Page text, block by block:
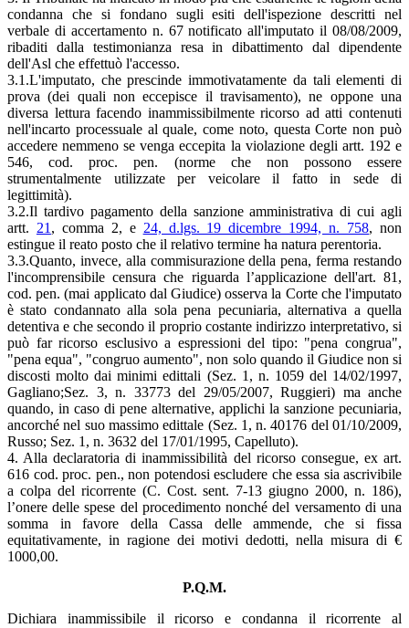
condanna che si fondano sugli esiti dell'ispezione descritti nel
verbale di accertamento n. 67 notificato all'imputato il 08/08/2009,
ribaditi dalla testimonianza resa in dibattimento dal dipendente
dell'Asl che effettuò l'accesso.
3.1.L'imputato, che prescinde immotivatamente da tali elementi di
prova (dei quali non eccepisce il travisamento), ne oppone una
diversa lettura facendo inammissibilmente ricorso ad atti contenuti
nell'incarto processuale al quale, come noto, questa Corte non può
accedere nemmeno se venga eccepita la violazione degli artt. 192 e
546, cod. proc. pen. (norme che non possono essere
strumentalmente utilizzate per veicolare il fatto in sede di
legittimità).
3.2.Il tardivo pagamento della sanzione amministrativa di cui agli
artt. 21 , comma 2, e 24, d.lgs. 19 dicembre 1994, n. 758, non
estingue il reato posto che il relativo termine ha natura perentoria.
3.3.Quanto, invece, alla commisurazione della pena, ferma restando
l'incomprensibile censura che riguarda l’applicazione dell'art. 81,
cod. pen. (mai applicato dal Giudice) osserva la Corte che l'imputato
è stato condannato alla sola pena pecuniaria, alternativa a quella
detentiva e che secondo il proprio costante indirizzo interpretativo, si
può far ricorso esclusivo a espressioni del tipo: "pena congrua",
"pena equa", "congruo aumento", non solo quando il Giudice non si
discosti molto dai minimi edittali (Sez. 1, n. 1059 del 14/02/1997,
Gagliano;Sez. 3, n. 33773 del 29/05/2007, Ruggieri) ma anche
quando, in caso di pene alternative, applichi la sanzione pecuniaria,
ancorché nel suo massimo edittale (Sez. 1, n. 40176 del 01/10/2009,
Russo; Sez. 1, n. 3632 del 17/01/1995, Capelluto).
4. Alla declaratoria di inammissibilità del ricorso consegue, ex art.
616 cod. proc. pen., non potendosi escludere che essa sia ascrivibile
a colpa del ricorrente (C. Cost. sent. 7-13 giugno 2000, n. 186),
l’onere delle spese del procedimento nonché del versamento di una
somma in favore della Cassa delle ammende, che si fissa
equitativamente, in ragione dei motivi dedotti, nella misura di €
1000,00.
P.Q.M.
Dichiara inammissibile il ricorso e condanna il ricorrente al